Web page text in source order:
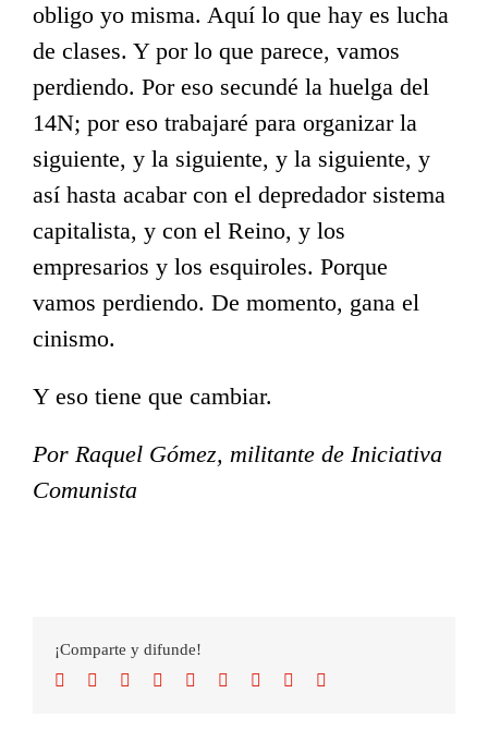
obligo yo misma. Aquí lo que hay es lucha
de clases. Y por lo que parece, vamos
perdiendo. Por eso secundé la huelga del
14N; por eso trabajaré para organizar la
siguiente, y la siguiente, y la siguiente, y
así hasta acabar con el depredador sistema
capitalista, y con el Reino, y los
empresarios y los esquiroles. Porque
vamos perdiendo. De momento, gana el
cinismo.
Y eso tiene que cambiar.
Por Raquel Gómez, militante de Iniciativa
Comunista
¡Comparte y difunde!
Facebook
TwitterReddit LinkedInWhatsApp
TumblrPinterest